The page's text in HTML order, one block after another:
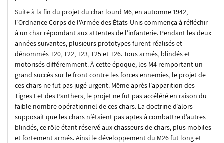
Suite à la fin du projet du char lourd M6, en automne 1942,
l’Ordnance Corps de l'Armée des États-Unis commença à réfléchir
à un char répondant aux attentes de l’infanterie. Pendant les deux
années suivantes, plusieurs prototypes furent réalisés et
dénommés T20, T22, T23, T25 et T26. Tous armés, blindés et
motorisés différemment. À cette époque, les M4 remportant un
grand succès sur le front contre les forces ennemies, le projet de
ces chars ne fut pas jugé urgent. Même après l’apparition des
Tigres I et des Panthers, le projet ne fut pas accéléré en raison du
faible nombre opérationnel de ces chars. La doctrine d’alors
supposait que les chars n’étaient pas aptes à combattre d’autres
blindés, ce rôle étant réservé aux chasseurs de chars, plus mobiles
et fortement armés. Ainsi le développement du M26 fut long et